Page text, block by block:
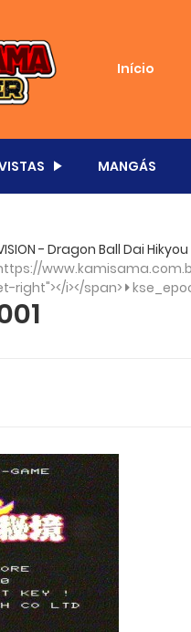
Início
MANGÁS
- Dragon Ball Dai Hikyou
right"></i></span>